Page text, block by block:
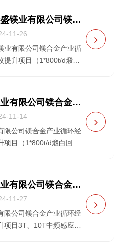
有限公司镁合金产业循环
关于新疆金盛镁业有限公司镁合金产业循环经济建设技改提升项目（1*800t/d煅白回转窑煅烧设备供货安装）澄清与修改公告
11-26
业有限公司镁合金产业循
提升项目（1*800t/d煅白
告是对新疆金盛镁业有限
循...
新疆金盛镁业有限公司镁合金产业循环经济建设技改提升项目（1*800t/d煅白回转窑煅烧设备供货安装）招标公告
11-14
限公司镁合金产业循环经
项目（1*800t/d煅白回转
镁业有限公司镁合金产业
改...
新疆金盛镁业有限公司镁合金产业循环经济建设技改提升项目3T、10T中频感应熔炼炉采购及安装项目 中标候选人公示
11-27
限公司镁合金产业循环经
项目3T、10T中频感应熔